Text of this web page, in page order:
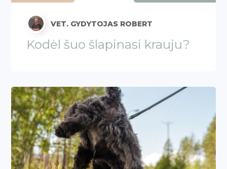
VET. GYDYTOJAS ROBERT
Kodėl šuo šlapinasi krauju?